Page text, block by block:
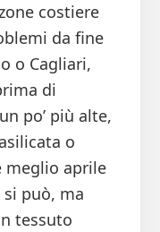
costiere
da fine
o Cagliari,
di
po’ più alte,
o
meglio aprile
può, ma
tessuto